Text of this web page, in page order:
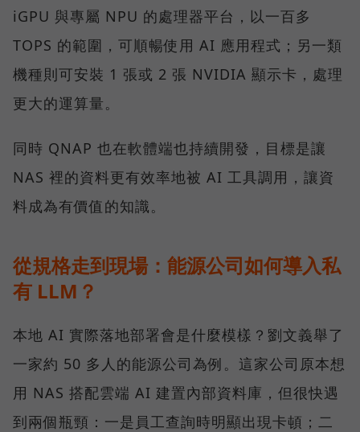
iGPU 與專屬 NPU 的處理器平台，以一百多
TOPS 的範圍，可順暢使用 AI 應用程式；另一類
機種則可安裝 1 張或 2 張 NVIDIA 顯示卡，處理
更大的運算量。
同時 QNAP 也在軟體端也持續開發，目標是讓
NAS 裡的資料更有效率地被 AI 工具調用，讓資
料成為有價值的知識。
從規格走到現場：能源公司如何導入私
有 LLM？
本地 AI 實際落地部署會是什麼模樣？劉文義舉了
一家約 50 多人的能源公司為例。這家公司原本想
用 NAS 搭配雲端 AI 建置內部資料庫，但很快遇
到兩個瓶頸：一是員工查詢時明顯出現卡頓；二